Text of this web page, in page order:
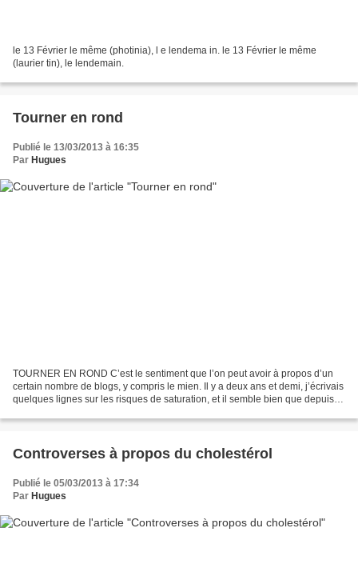
le 13 Février le même (photinia), l e lendema in. le 13 Février le même
(laurier tin), le lendemain.
Tourner en rond
Publié le 13/03/2013 à 16:35
Par Hugues
TOURNER EN ROND C’est le sentiment que l’on peut avoir à propos d’un
certain nombre de blogs, y compris le mien. Il y a deux ans et demi, j’écrivais
quelques lignes sur les risques de saturation, et il semble bien que depuis,
Controverses à propos du cholestérol
Publié le 05/03/2013 à 17:34
Par Hugues